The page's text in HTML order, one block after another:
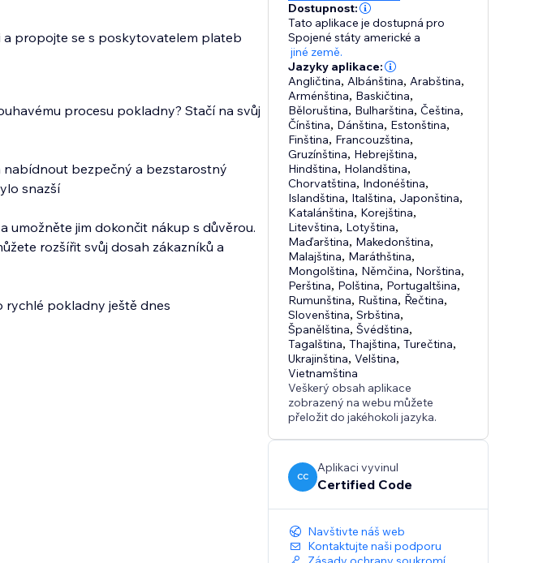
propojte se s poskytovatelem plateb
procesu pokladny? Stačí na svůj
nabídnout bezpečný a bezstarostný
snazší
umožněte jim dokončit nákup s důvěrou.
rozšířit svůj dosah zákazníků a
rychlé pokladny ještě dnes
Dostupnost:
Tato aplikace je dostupná pro
Spojené státy americké a
jiné země.
Jazyky aplikace:
Angličtina, Albánština, Arabština,
Arménština, Baskičtina,
Běloruština, Bulharština,Čeština,
Čínština, Dánština, Estonština,
Finština, Francouzština,
Gruzínština, Hebrejština,
Hindština, Holandština,
Chorvatština, Indonéština,
Islandština, Italština, Japonština,
Katalánština, Korejština,
Litevština, Lotyština,
Maďarština, Makedonština,
Malajština, Maráthština,
Mongolština, Němčina, Norština,
Perština, Polština, Portugaltšina,
Rumunština, Ruština, Řečtina,
Slovenština,Srbština,
Španělština,Švédština,
Tagalština,Thajština,Turečtina,
Ukrajinština,Velština,
Vietnamština
Veškerý obsah aplikace
zobrazený na webu můžete
přeložit do jakéhokoli jazyka.
CC
Aplikaci vyvinul
Certified Code
Navštivte náš web
Kontaktujte naši podporu